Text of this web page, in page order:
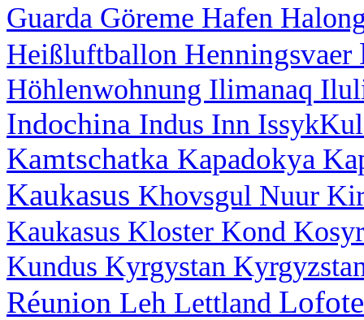
Guarda Göreme Hafen
Heißluftballon Henningsvaer
Höhlenwohnung Ilimanaq
Indochina Indus Inn
Kamtschatka Kapadokya
Kaukasus Khovsgul Nuur
Kaukasus Kloster Kond
Kundus Kyrgystan
Réunion Leh Lettland